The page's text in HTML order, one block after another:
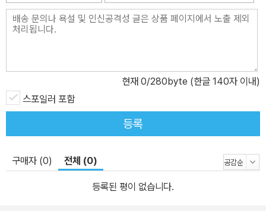
현재 0/280byte (한글 140자 이내)
스포일러 포함
등록
구매자 (0) 전체 (0)
등록된 평이 없습니다.